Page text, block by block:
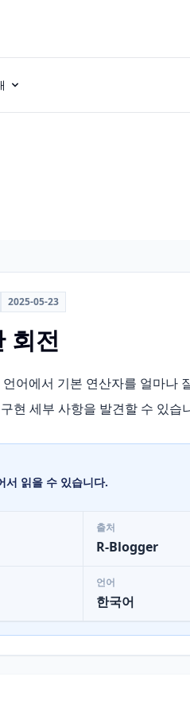
2025-05-23
회전
어에서 기본 연산자를 얼마나
현 세부 사항을 발견할 수 있
서 읽을 수 있습니다.
출처
R-Blogger
언어
한국어